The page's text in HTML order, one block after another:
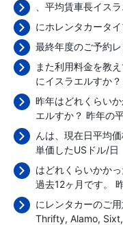
、平均賃車長イス
にホレンタカータ
最終年度のご予約
また利用料金を教
にイスラエルすか
昨年はどれくらい
エルすか？ 昨年の
んは、現在日平均
単価したUSドル/日
はどれくらいかか
過去12ヶ月です。
にレンタカーのご用
Thrifty Alamo Sixt